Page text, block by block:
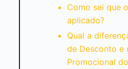
Como sei que
aplicado?
Qual a
de Desconto e
Promocional